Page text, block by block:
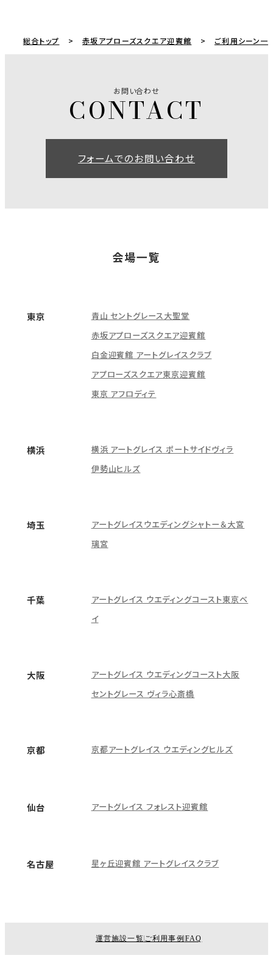
総合トップ 赤坂アプローズスクエア迎賓館 ご利用シーン一
お問い合わせ
フォームでのお問い合わせ
会場一覧
東京
青山 セントグレース大聖堂
赤坂アプローズスクエア迎賓館
白金迎賓館 アートグレイスクラブ
アプローズスクエア東京迎賓館
東京 アフロディテ
横浜
横浜 アートグレイス ポートサイドヴィラ
伊勢山ヒルズ
埼玉
アートグレイスウエディングシャトー＆大宮
璃宮
千葉
アートグレイス ウエディングコースト東京ベ
イ
大阪
アートグレイス ウエディングコースト大阪
セントグレース ヴィラ心斎橋
京都 京都アートグレイス ウエディングヒルズ
仙台 アートグレイス フォレスト迎賓館
名古屋 星ヶ丘迎賓館 アートグレイスクラブ
運営施設一覧 ご利用事例 FAQ